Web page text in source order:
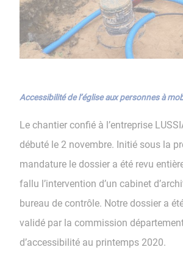
Accessibilité de l’église aux personnes à
Le chantier confié à l’entreprise
débuté le 2 novembre. Initié sous la
mandature le dossier a été revu
fallu l’intervention d’un cabinet
bureau de contrôle. Notre dossier a
validé par la commission
d’accessibilité au printemps 2020.